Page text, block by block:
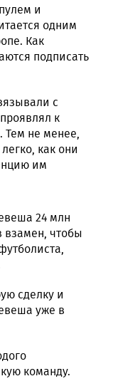
и
одним
Как
подписать
с
к
Тем не менее,
как они
им
24 млн
взамен, чтобы
сделку и
уже в
команду.